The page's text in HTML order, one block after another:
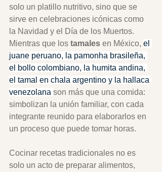
solo un platillo nutritivo, sino que se
sirve en celebraciones icónicas como
la Navidad y el Día de los Muertos.
Mientras que los tamales en México, el
juane peruano, la pamonha brasileña,
el bollo colombiano, la humita andina,
el tamal en chala argentino y la hallaca
venezolana son más que una comida:
simbolizan la unión familiar, con cada
integrante reunido para elaborarlos en
un proceso que puede tomar horas.
Cocinar recetas tradicionales no es
solo un acto de preparar alimentos,